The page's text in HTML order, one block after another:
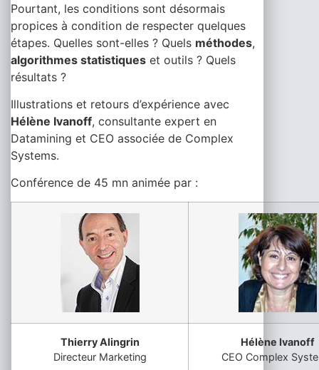
Pourtant, les conditions sont désormais
propices à condition de respecter quelques
étapes. Quelles sont-elles ? Quels méthodes,
algorithmes statistiques et outils ? Quels
résultats ?
Illustrations et retours d’expérience avec
Hélène Ivanoff, consultante expert en
Datamining et CEO associée de Complex
Systems.
Conférence de 45 mn animée par :
Thierry Alingrin
Directeur Marketing
Hélène Ivanoff
CEO Complex